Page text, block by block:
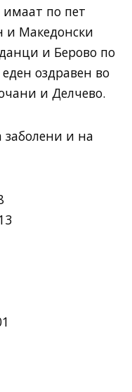
имаат по пет
и Македонски
и Берово по
оздравен во
и Делчево.
и на